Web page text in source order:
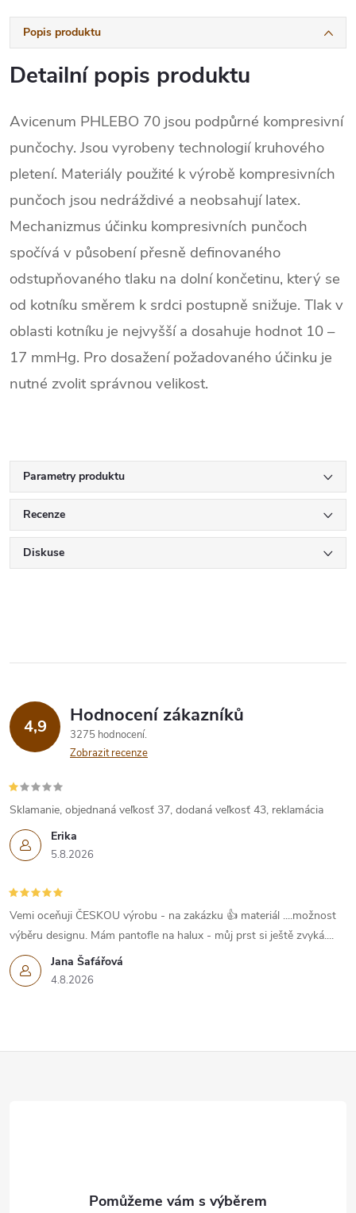
Popis produktu
Detailní popis produktu
Avicenum PHLEBO 70 jsou podpůrné kompresivní
punčochy. Jsou vyrobeny technologií kruhového
pletení. Materiály použité k výrobě kompresivních
punčoch jsou nedráždivé a neobsahují latex.
Mechanizmus účinku kompresivních punčoch
spočívá v působení přesně definovaného
odstupňovaného tlaku na dolní končetinu, který se
od kotníku směrem k srdci postupně snižuje. Tlak v
oblasti kotníku je nejvyšší a dosahuje hodnot 10 –
17 mmHg. Pro dosažení požadovaného účinku je
nutné zvolit správnou velikost.
Parametry produktu
Recenze
Diskuse
4,9 Hodnocení zákazníků
3275 hodnocení
Zobrazit recenze
Erika
5.8.2026
Sklamanie, objednaná veľkosť 37, dodaná veľkosť 43, reklamácia
Jana Šafářová
4.8.2026
Vemi oceňuji ČESKOU výrobu - na zakázku 👍 materiál ....možnost
výběru designu. Mám pantofle na halux - můj prst si ještě zvyká....